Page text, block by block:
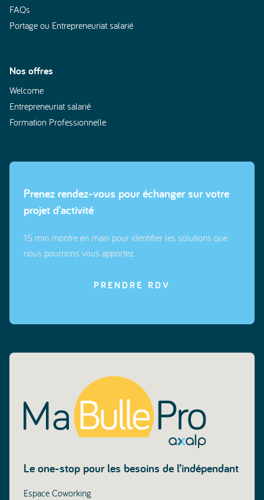
FAQs
Portage ou Entrepreneuriat salarié
Nos offres
Welcome
Entrepreneuriat salarié
Formation Professionnelle
Prenez rendez-vous pour échanger sur votre
projet d'activité
15 min montre en main pour identifier les solutions que
nous pourrions vous apportez.
PRENDRE RDV
Le one-stop pour les besoins de l’indépendant
Espace Coworking